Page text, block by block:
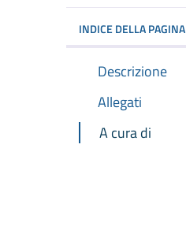
INDICE DELLA PAGINA
Descrizione
Allegati
A cura di